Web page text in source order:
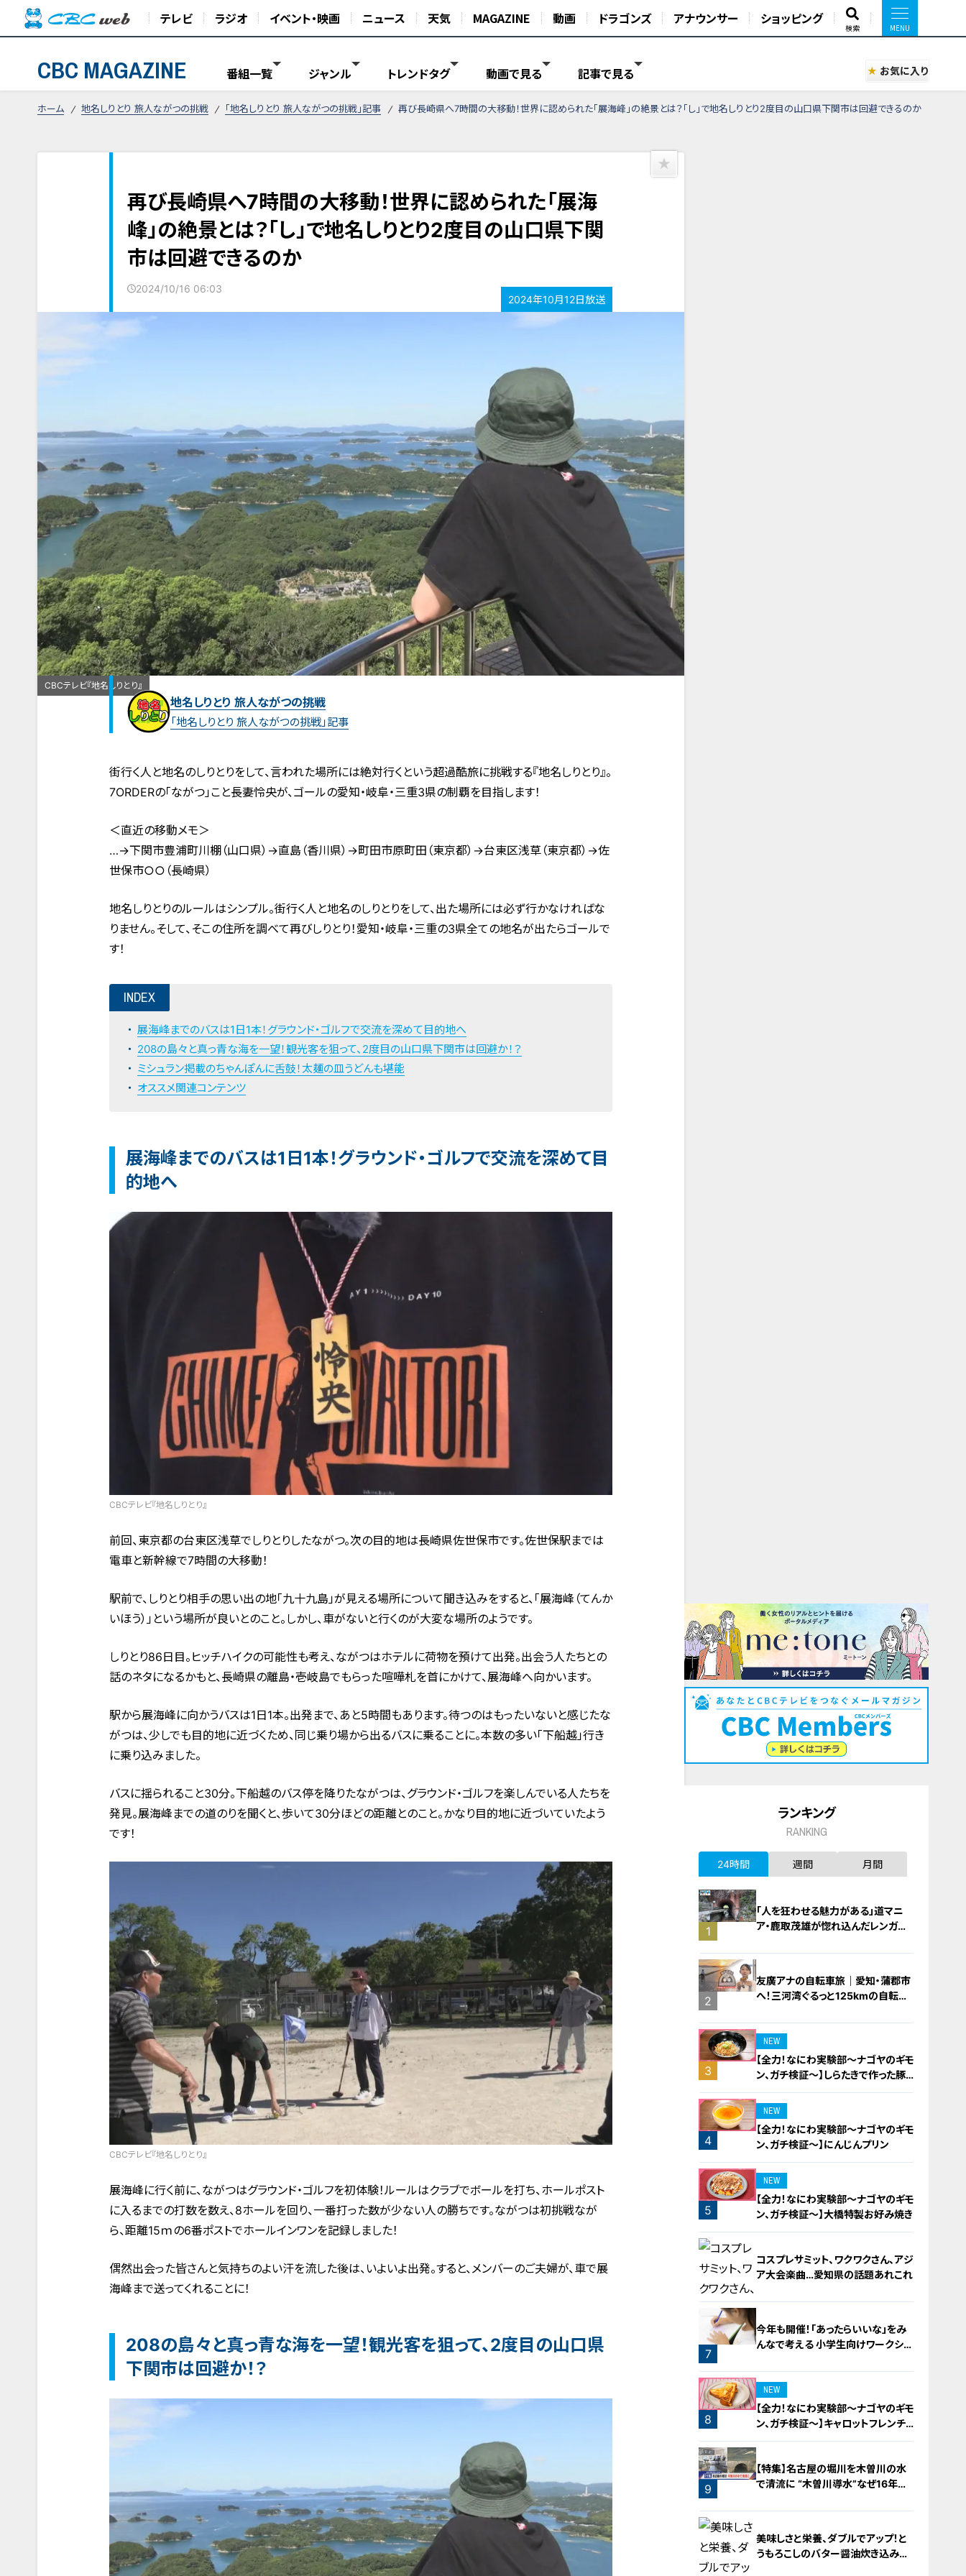
テレビ ラジオ イベント・映画 ニュース 天気 MAGAZINE 動画 ドラゴンズ アナウンサー ショッピング
検索
CBC MAGAZINE 番組一覧 ジャンル トレンドタグ 動画で見る 記事で見る お気に入り
ホーム 地名しりとり 旅人ながつの挑戦 「地名しりとり 旅人ながつの挑戦」記事 再び長崎県へ7時間の大移動！世界に認められた「展海峰」の絶景とは？「し」で地名しりとり2度目の山口県下関市は回避できるのか
再び長崎県へ7時間の大移動！世界に認められた「展海
峰」の絶景とは？「し」で地名しりとり2度目の山口県下関
市は回避できるのか
2024/10/16 06:03
2024年10月12日放送
CBCテレビ『地名しりとり』
地名しりとり 旅人ながつの挑戦
「地名しりとり 旅人ながつの挑戦」記事
街行く人と地名のしりとりをして、言われた場所には絶対行くという超過酷旅に挑戦する『地名しりとり』。
7ORDERの「ながつ」こと長妻怜央が、ゴールの愛知・岐阜・三重3県の制覇を目指します！
＜直近の移動メモ＞
…→下関市豊浦町川棚（山口県）→直島（香川県）→町田市原町田（東京都）→台東区浅草（東京都）→佐
世保市○○（長崎県）
地名しりとりのルールはシンプル。街行く人と地名のしりとりをして、出た場所には必ず行かなければな
りません。そして、そこの住所を調べて再びしりとり！愛知・岐阜・三重の3県全ての地名が出たらゴールで
す！
INDEX
展海峰までのバスは1日1本！グラウンド・ゴルフで交流を深めて目的地へ
208の島々と真っ青な海を一望！観光客を狙って、2度目の山口県下関市は回避か！？
ミシュラン掲載のちゃんぽんに舌鼓！太麺の皿うどんも堪能
オススメ関連コンテンツ
展海峰までのバスは1日1本！グラウンド・ゴルフで交流を深めて目
的地へ
CBCテレビ『地名しりとり』
前回、東京都の台東区浅草でしりとりしたながつ。次の目的地は長崎県佐世保市です。佐世保駅までは
電車と新幹線で7時間の大移動！
駅前で、しりとり相手の思い出の地「九十九島」が見える場所について聞き込みをすると、「展海峰（てんか
いほう）」という場所が良いとのこと。しかし、車がないと行くのが大変な場所のようです。
しりとり86日目。ヒッチハイクの可能性も考え、ながつはホテルに荷物を預けて出発。出会う人たちとの
話のネタになるかもと、長崎県の離島・壱岐島でもらった喧嘩札を首にかけて、展海峰へ向かいます。
駅から展海峰に向かうバスは1日1本。出発まで、あと5時間もあります。待つのはもったいないと感じたな
がつは、少しでも目的地に近づくため、同じ乗り場から出るバスに乗ることに。本数の多い「下船越」行き
に乗り込みました。
バスに揺られること30分。下船越のバス停を降りたながつは、グラウンド・ゴルフを楽しんでいる人たちを
発見。展海峰までの道のりを聞くと、歩いて30分ほどの距離とのこと。かなり目的地に近づいていたよう
です！
CBCテレビ『地名しりとり』
展海峰に行く前に、ながつはグラウンド・ゴルフを初体験！ルールはクラブでボールを打ち、ホールポスト
に入るまでの打数を数え、8ホールを回り、一番打った数が少ない人の勝ちです。ながつは初挑戦なが
ら、距離15ｍの6番ポストでホールインワンを記録しました！
偶然出会った皆さんと気持ちのよい汗を流した後は、いよいよ出発。すると、メンバーのご夫婦が、車で展
海峰まで送ってくれることに！
208の島々と真っ青な海を一望！観光客を狙って、2度目の山口県
下関市は回避か！？
ランキング
RANKING
24時間 週間 月間
1
「人を狂わせる魅力がある」道マニ
ア・鹿取茂雄が惚れ込んだレンガの
2
友廣アナの自転車旅｜愛知・蒲郡市
へ！三河湾ぐるっと125kmの自転車
3
NEW
【全力！なにわ実験部～ナゴヤのギモ
ン、ガチ検証～】しらたきで作った豚
バラミンチの油そば
4
NEW
【全力！なにわ実験部～ナゴヤのギモ
ン、ガチ検証～】にんじんプリン
5
NEW
【全力！なにわ実験部～ナゴヤのギモ
ン、ガチ検証～】大橋特製お好み焼き
6
コスプレサミット、ワクワクさん、アジ
ア大会楽曲…愛知県の話題あれこれ
7
今年も開催！「あったらいいな」をみ
んなで考える 小学生向けワークショ
8
NEW
【全力！なにわ実験部～ナゴヤのギモ
ン、ガチ検証～】キャロットフレンチ
ロースト
9
【特集】名古屋の堀川を木曽川の水
で清流に “木曽川導水”なぜ16年ぶ
美味しさと栄養、ダブルでアップ！と
うもろこしのバター醤油炊き込みご